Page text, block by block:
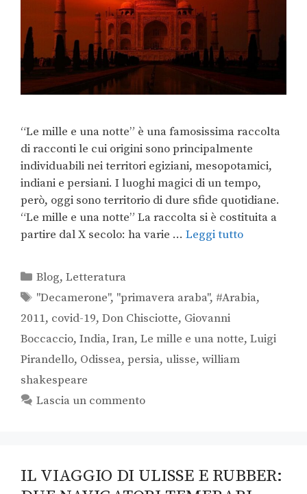
“Le mille e una notte” è una famosissima raccolta
di racconti le cui origini sono principalmente
individuabili nei territori egiziani, mesopotamici,
indiani e persiani. I luoghi magici di un tempo,
però, oggi sono territorio di dure sfide quotidiane.
“Le mille e una notte” La raccolta si è costituita a
partire dal X secolo: ha varie … Leggi tutto
Blog,Letteratura
"Decamerone", "primavera araba", #Arabia,
2011, covid-19, Don Chisciotte, Giovanni
Boccaccio, India, Iran, Le mille e una notte, Luigi
Pirandello, Odissea, persia, ulisse, william
shakespeare
Lascia un commento
IL VIAGGIO DI ULISSE E RUBBER: